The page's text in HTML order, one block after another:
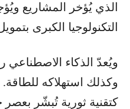
الذي يُؤخر المشاريع
التكنولوجيا الكبرى
ويُعدّ الذكاء الاصطناعي
وكذلك استهلاكه
كتقنية ثورية تُبشّر بعصر